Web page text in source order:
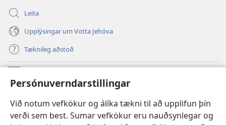
Persónuverndarstillingar
Við notum vefkökur og álíka tækni til að upplifun þín
verði sem best. Sumar vefkökur eru nauðsynlegar og
Leita
Upplýsingar um Votta Jehóva
Tæknileg aðstoð
(opnast
glugga)
VEFBÓKASAFN Varðturnsins
(opnast